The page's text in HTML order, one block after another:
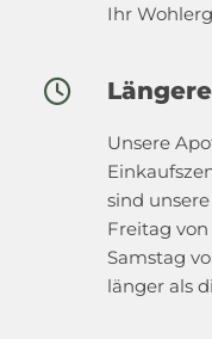
Ihr

Unsere
sind
Freitag
Samstag
länger als